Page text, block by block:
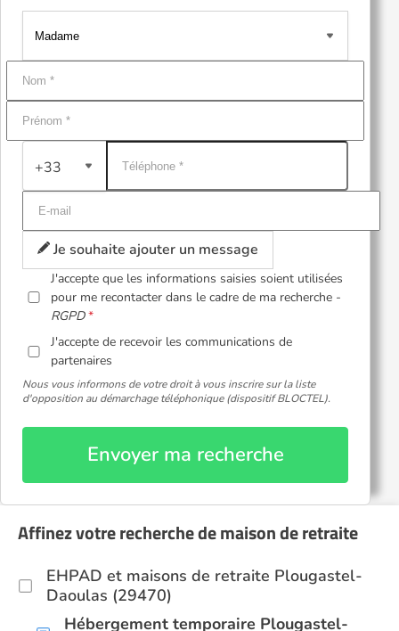
+33
Je souhaite ajouter un message
J'accepte que les informations saisies soient utilisées
pour me recontacter dans le cadre de ma recherche -
RGPD
J'accepte de recevoir les communications de
partenaires
Nous vous informons de votre droit à vous inscrire sur la liste
d'opposition au démarchage téléphonique (dispositif BLOCTEL).
Envoyer ma recherche
Affinez votre recherche de maison de retraite
EHPAD et maisons de retraite Plougastel-
Daoulas (29470)
Hébergement temporaire Plougastel-